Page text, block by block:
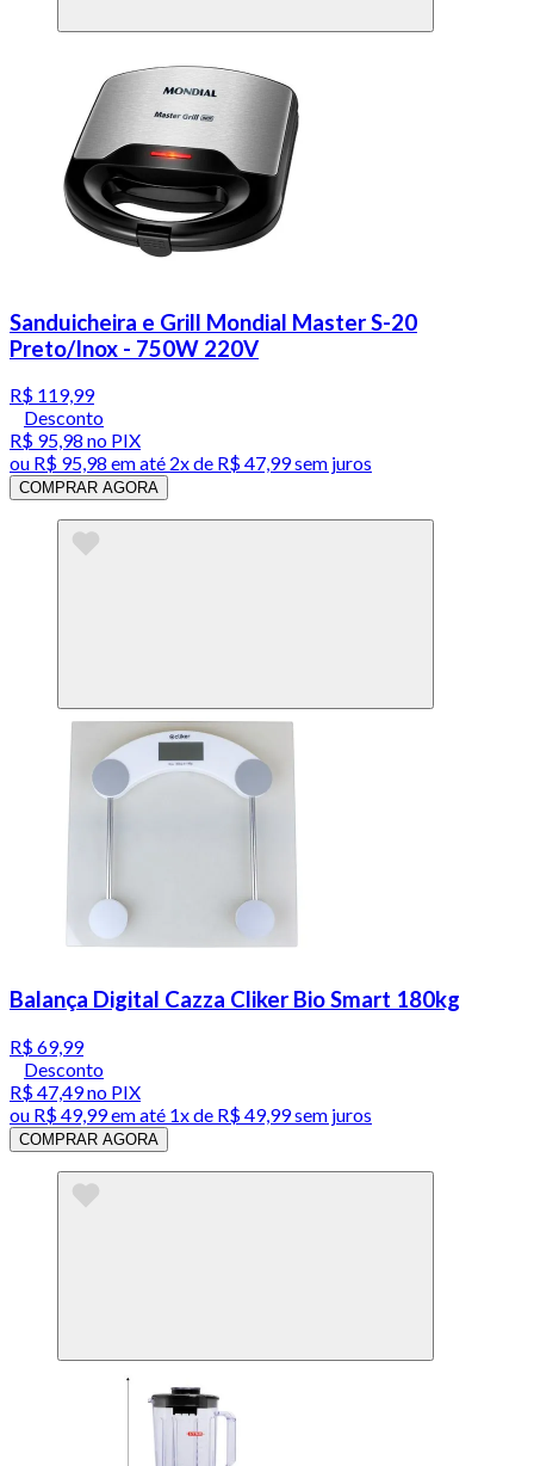
Sanduicheira e Grill Mondial Master S-20
Preto/Inox - 750W 220V
R$ 119,99
Desconto
R$ 95,98 no PIX
ou R$ 95,98 em até 2x de R$ 47,99 sem juros
COMPRAR AGORA
Balança Digital Cazza Cliker Bio Smart 180kg
R$ 69,99
Desconto
R$ 47,49no PIX
ou R$ 49,99em até 1x de R$ 49,99sem juros
COMPRAR AGORA